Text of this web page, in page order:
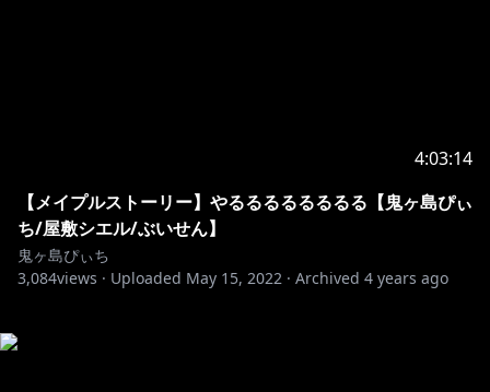
4:03:14
【メイプルストーリー】やるるるるるるるる【鬼ヶ島ぴぃ
ち/屋敷シエル/ぶいせん】
鬼ヶ島ぴぃち
3,084views · Uploaded May 15, 2022 · Archived 4 years ago